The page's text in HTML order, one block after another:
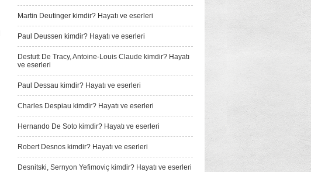
Martin Deutinger kimdir? Hayatı ve eserleri
Paul Deussen kimdir? Hayatı ve eserleri
Destutt De Tracy, Antoine-Louis Claude kimdir? Hayatı
ve eserleri
Paul Dessau kimdir? Hayatı ve eserleri
Charles Despiau kimdir? Hayatı ve eserleri
Hernando De Soto kimdir? Hayatı ve eserleri
Robert Desnos kimdir? Hayatı ve eserleri
Desnitski, Sernyon Yefimoviç kimdir? Hayatı ve eserleri